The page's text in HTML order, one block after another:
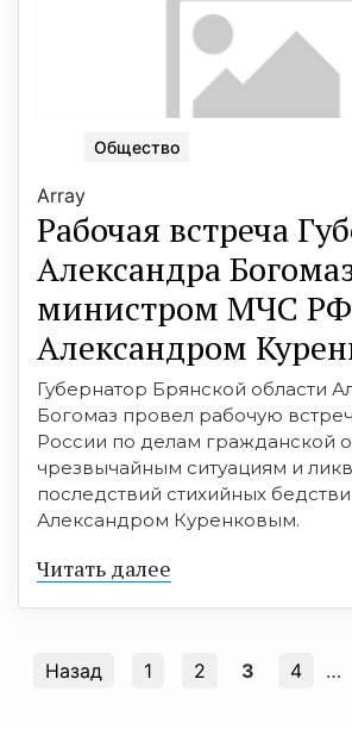
Общество
Array
Рабочая встреча
Александра
министром МЧС РФ
Александром
Губернатор Брянской области
Богомаз провел рабочую
России по делам гражданской
чрезвычайным ситуациям и
последствий стихийных
Александром Куренковым.
Читать далее
Назад 1 2 3 4 …